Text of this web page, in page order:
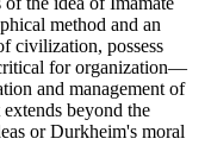
method and an
civilization, possess
for organization—
and management of
beyond the
or Durkheim's moral